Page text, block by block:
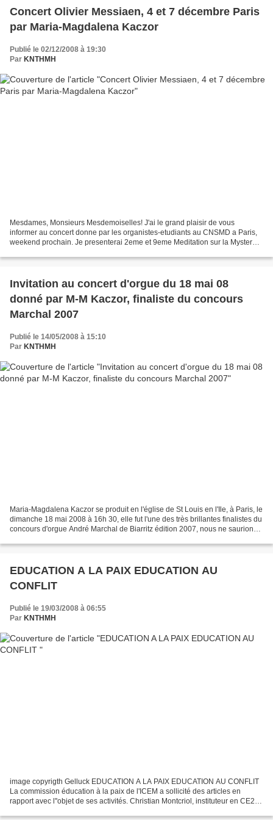
Concert Olivier Messiaen, 4 et 7 décembre Paris
par Maria-Magdalena Kaczor
Publié le 02/12/2008 à 19:30
Par KNTHMH
Mesdames, Monsieurs Mesdemoiselles! J'ai le grand plaisir de vous
informer au concert donne par les organistes-etudiants au CNSMD a Paris,
weekend prochain. Je presenterai 2eme et 9eme Meditation sur la Mystere
Invitation au concert d'orgue du 18 mai 08
donné par M-M Kaczor, finaliste du concours
Marchal 2007
Publié le 14/05/2008 à 15:10
Par KNTHMH
Maria-Magdalena Kaczor se produit en l'église de St Louis en l'Ile, à Paris, le
dimanche 18 mai 2008 à 16h 30, elle fut l'une des très brillantes finalistes du
concours d'orgue André Marchal de Biarritz édition 2007, nous ne saurions
EDUCATION A LA PAIX EDUCATION AU
CONFLIT
Publié le 19/03/2008 à 06:55
Par KNTHMH
image copyrigth Gelluck EDUCATION A LA PAIX EDUCATION AU CONFLIT
La commission éducation à la paix de l'ICEM a sollicité des articles en
rapport avec l''objet de ses activités. Christian Montcriol, instituteur en CE2 à